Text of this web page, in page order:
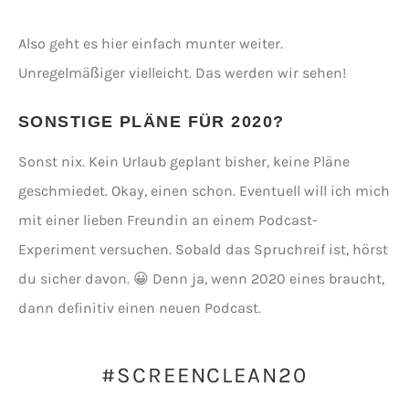
Also geht es hier einfach munter weiter.
Unregelmäßiger vielleicht. Das werden wir sehen!
SONSTIGE PLÄNE FÜR 2020?
Sonst nix. Kein Urlaub geplant bisher, keine Pläne
geschmiedet. Okay, einen schon. Eventuell will ich mich
mit einer lieben Freundin an einem Podcast-
Experiment versuchen. Sobald das Spruchreif ist, hörst
du sicher davon. 😀 Denn ja, wenn 2020 eines braucht,
dann definitiv einen neuen Podcast.
#SCREENCLEAN20